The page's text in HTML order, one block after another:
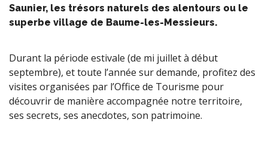
Saunier, les trésors naturels des alentours ou le
superbe village de Baume-les-Messieurs.
Durant la période estivale (de mi juillet à début
septembre), et toute l’année sur demande, profitez des
visites organisées par l’Office de Tourisme pour
découvrir de manière accompagnée notre territoire,
ses secrets, ses anecdotes, son patrimoine.